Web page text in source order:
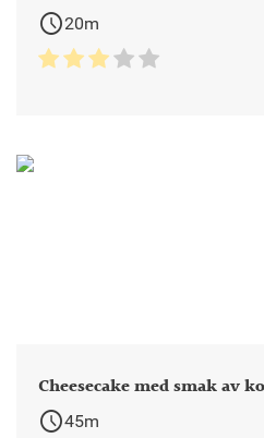
schedule20m
Cheesecake med smak av
schedule45m